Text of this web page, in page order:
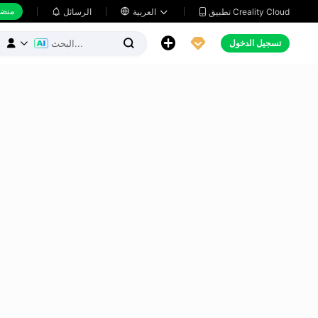
 الرسائل    تطبيق Creality Cloud
     تسجيل الدخول